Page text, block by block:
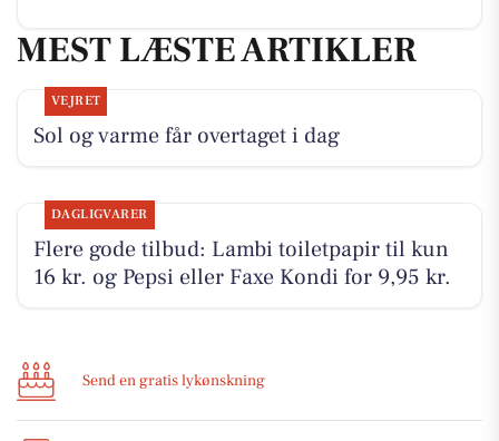
MEST LÆSTE ARTIKLER
VEJRET
Sol og varme får overtaget i dag
DAGLIGVARER
Flere gode tilbud: Lambi toiletpapir til kun
16 kr. og Pepsi eller Faxe Kondi for 9,95 kr.
Send en gratis lykønskning